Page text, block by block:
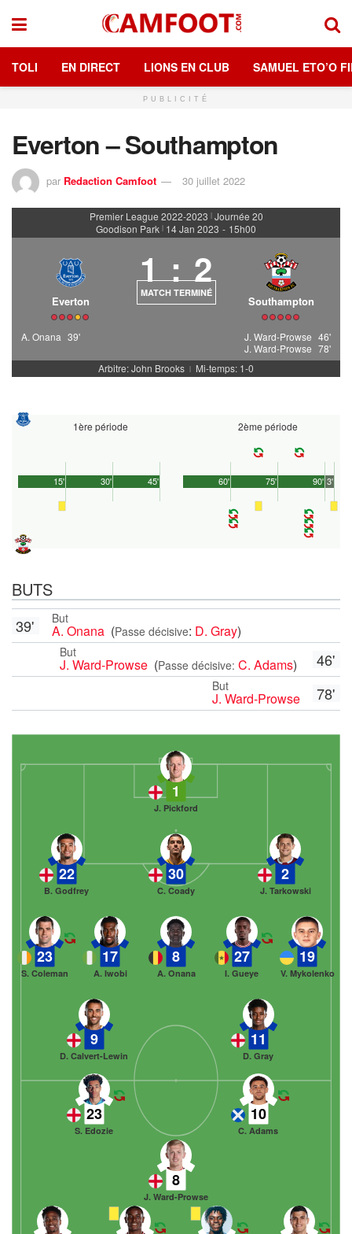
TOLI EN DIRECT LIONS EN CLUB SAMUEL ETO’O
PUBLICITÉ
Everton – Southampton
par Redaction Camfoot 30 juillet 2022
Premier League 2022-2023 | Journée 20
Goodison Park | 14 Jan 2023 - 15h00
Everton
1 : 2
MATCH TERMINÉ
Southampton
A. Onana 39' J. Ward-Prowse 46'
J. Ward-Prowse 78'
Arbitre: John Brooks | Mi-temps: 1-0
1ère période
45'
15' 30'
2ème période
90'
60' 75' 3'
BUTS
But
A. Onana (Passe décisive: D. Gray)
39'
46'
But
J. Ward-Prowse (Passe décisive: C. Adams)
78'
But
J. Ward-Prowse
1
J. Pickford
2
J. Tarkowski
30
C. Coady
22
B. Godfrey
19
V. Mykolenko
27
I. Gueye
8
A. Onana
17
A. Iwobi
23
S. Coleman
11
D. Gray
9
D. Calvert-Lewin
8
J. Ward-Prowse
23
S. Edozie
10
C. Adams